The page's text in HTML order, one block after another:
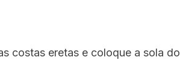
costas eretas e coloque a sola do